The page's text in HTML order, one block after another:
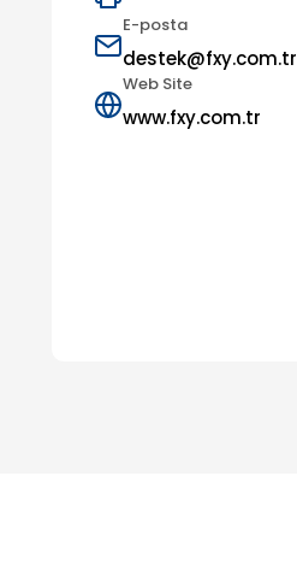
E-posta
destek@fxy.com.tr
Web Site
www.fxy.com.tr